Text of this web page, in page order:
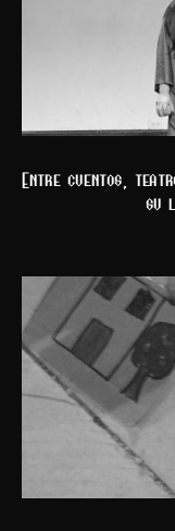
Entre cuentos,
su